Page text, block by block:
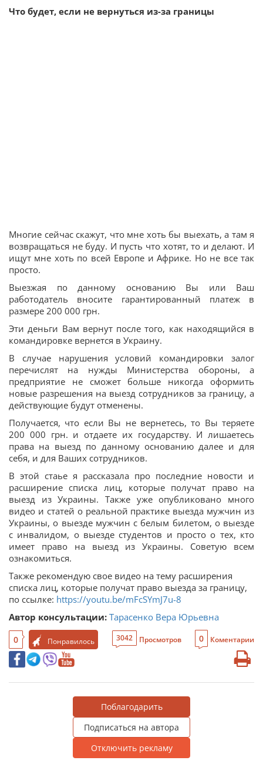
Что будет, если не вернуться из-за границы
Многие сейчас скажут, что мне хоть бы выехать, а там я
возвращаться не буду. И пусть что хотят, то и делают. И
ищут мне хоть по всей Европе и Африке. Но не все так
просто.
Выезжая по данному основанию Вы или Ваш
работодатель вносите гарантированный платеж в
размере 200 000 грн.
Эти деньги Вам вернут после того, как находящийся в
командировке вернется в Украину.
В случае нарушения условий командировки залог
перечислят на нужды Министерства обороны, а
предприятие не сможет больше никогда оформить
новые разрешения на выезд сотрудников за границу, а
действующие будут отменены.
Получается, что если Вы не вернетесь, то Вы теряете
200 000 грн. и отдаете их государству. И лишаетесь
права на выезд по данному основанию далее и для
себя, и для Ваших сотрудников.
В этой стаье я рассказала про последние новости и
расширение списка лиц, которые получат право на
выезд из Украины. Также уже опубликовано много
видео и статей о реальной практике выезда мужчин из
Украины, о выезде мужчин с белым билетом, о выезде
с инвалидом, о выезде студентов и просто о тех, кто
имеет право на выезд из Украины. Советую всем
ознакомиться.
Также рекомендую свое видео на тему расширения
списка лиц, которые получат право выезда за границу,
по ссылке: https://youtu.be/mFcSYmJ7u-8
Автор консультации: Тарасенко Вера Юрьевна
0 Понравилось 3042 Просмотров 0 Коментарии
Поблагодарить
Подписаться на автора
Отключить рекламу